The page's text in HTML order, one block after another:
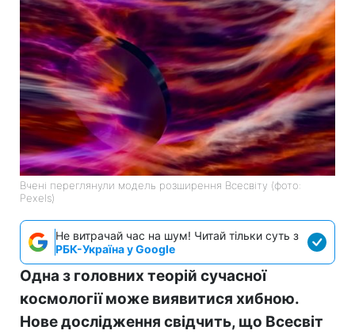
Вчені переглянули модель розширення Всесвіту (фото:
Pexels)
Не витрачай час на шум! Читай тільки суть з
РБК-Україна у Google
Одна з головних теорій сучасної
космології може виявитися хибною.
Нове дослідження свідчить, що Всесвіт